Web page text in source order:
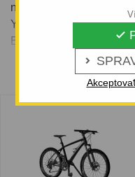


najdete ověřenou kvalitu
YAKIMA, ale též cenově
BOSAL-ORIS nebo
poměr výkon/cena. Pro
nabídce též nosič kol v